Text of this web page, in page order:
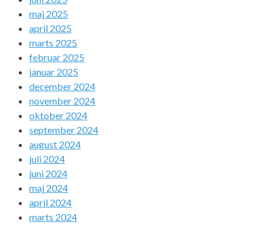
maj 2025
april 2025
marts 2025
februar 2025
januar 2025
december 2024
november 2024
oktober 2024
september 2024
august 2024
juli 2024
juni 2024
maj 2024
april 2024
marts 2024